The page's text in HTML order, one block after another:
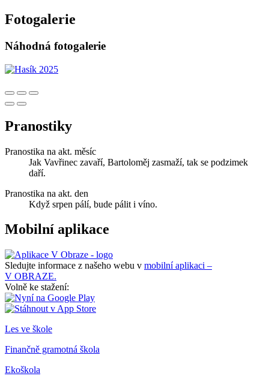
Fotogalerie
Náhodná fotogalerie
Pranostiky
Pranostika na akt. měsíc
Jak Vavřinec zavaří, Bartoloměj zasmaží, tak se podzimek
daří.
Pranostika na akt. den
Když srpen pálí, bude pálit i víno.
Mobilní aplikace
Sledujte informace z našeho webu v mobilní aplikaci –
V OBRAZE.
Volně ke stažení:
Les ve škole
Finančně gramotná škola
Ekoškola